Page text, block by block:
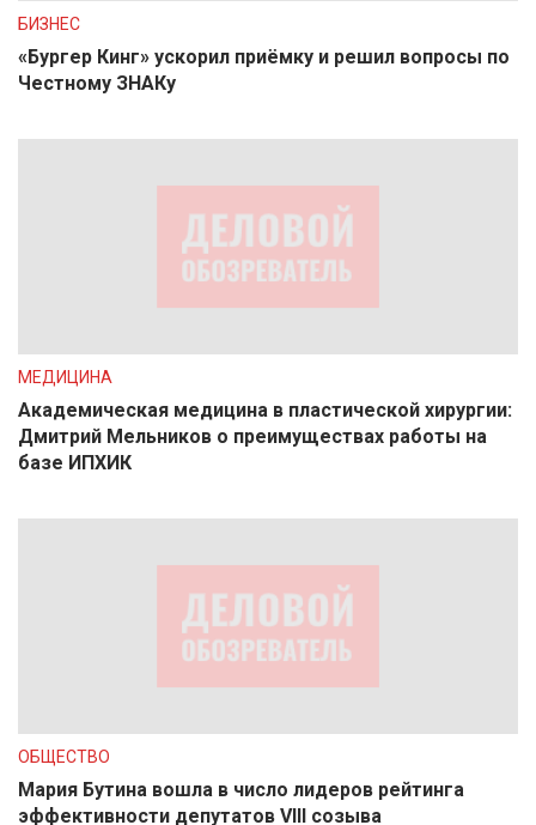
БИЗНЕС
«Бургер Кинг» ускорил приёмку и решил вопросы по
Честному ЗНАКу
МЕДИЦИНА
Академическая медицина в пластической хирургии:
Дмитрий Мельников о преимуществах работы на
базе ИПХИК
ОБЩЕСТВО
Мария Бутина вошла в число лидеров рейтинга
эффективности депутатов VIII созыва